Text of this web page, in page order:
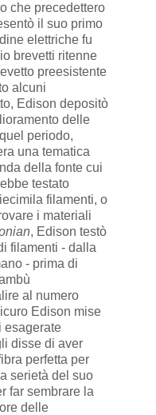
che precedettero
il suo primo
elettriche fu
brevetti ritenne
preesistente
alcuni
Edison depositò
delle
periodo,
una tematica
della fonte cui
testato
filamenti, o
i materiali
, Edison testò
filamenti - dalla
- prima di
al numero
Edison mise
esagerate
disse di aver
perfetta per
serietà del suo
far sembrare la
delle